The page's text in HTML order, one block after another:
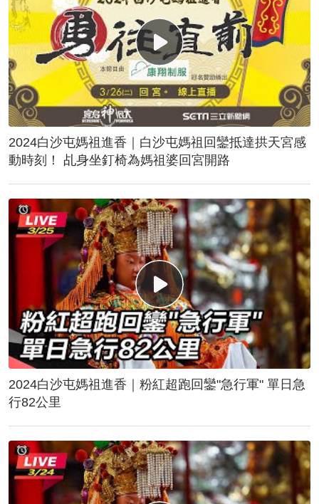
2024白沙屯媽祖進香｜白沙屯媽祖回鑾抵達拱天宮感
動時刻！ 乩身坐釘椅為媽祖婆回宮開路
2024白沙屯媽祖進香｜粉紅超跑回鑾"急行軍" 單日急
行82公里